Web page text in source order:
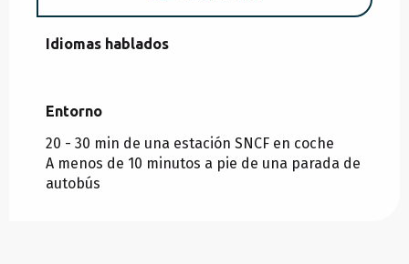
Idiomas hablados
Idiomas hablados
Entorno
Entorno
20 - 30 min de una estación SNCF en coche
A menos de 10 minutos a pie de una parada de
autobús